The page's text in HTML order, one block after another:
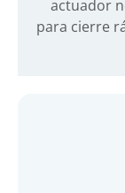
actuador
para cierre